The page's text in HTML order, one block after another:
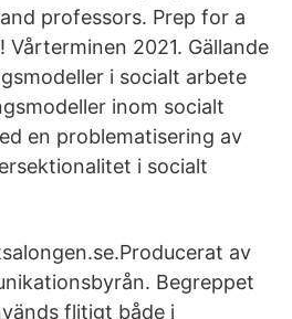
professors. Prep for a
2021. Gällande
i socialt arbete
inom socialt
en problematisering av
i socialt
av
Begreppet
flitigt både i